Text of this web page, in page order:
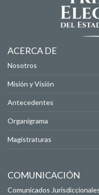
ACERCA DE
Nosotros
Misión y Visión
Antecedentes
Organigrama
Magistraturas
COMUNICACIÓN
Comunicados